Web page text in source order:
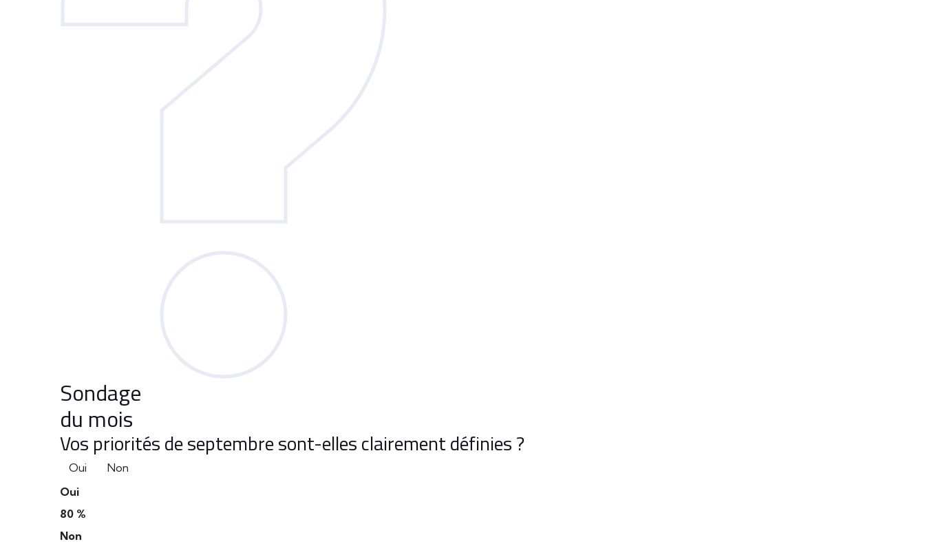
Sondage
du mois
Vos priorités de septembre sont-elles clairement définies ?
Oui
Non
Oui
80 %
Non